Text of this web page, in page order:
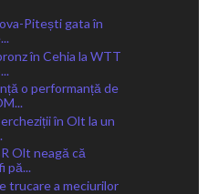
Pitești gata în
în Cehia la WTT
o performanță de
în Olt la un
Olt neagă că
pă...
trucare a meciurilor